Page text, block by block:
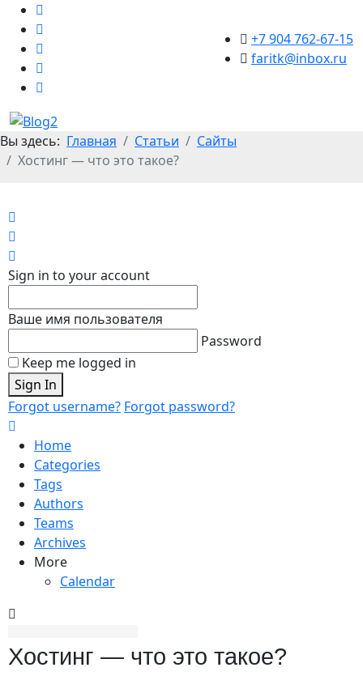
+7 904 762-67-15
faritk@inbox.ru
Вы здесь: Главная Статьи
Сайты
Хостинг — что это такое?
Sign in to your account
Ваше имя пользователя
Password
Keep me logged in
Sign In
Forgot username? Forgot password?
Home
Categories
Tags
Authors
Teams
Archives
More
Calendar
Хостинг — что это такое?